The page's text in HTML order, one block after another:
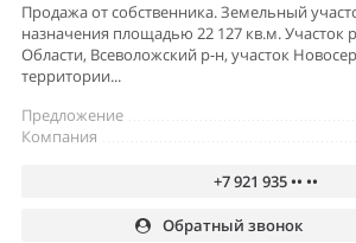
Продажа от собственника. Земельный
назначения площадью 22 127 кв.м. Участок
Области, Всеволожский р-н, участок
территории...
Предложение
Компания
+7 921 935 •• ••
Обратный звонок